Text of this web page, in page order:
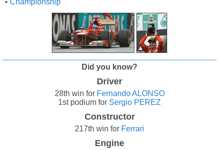
Did you know?
Driver
28th win for Fernando ALONSO
1st podium for Sergio PEREZ
Constructor
217th win for Ferrari
Engine